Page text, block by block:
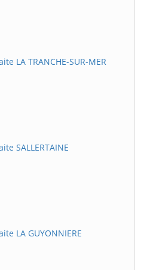
LA TRANCHE-SUR-MER
SALLERTAINE
LA GUYONNIERE